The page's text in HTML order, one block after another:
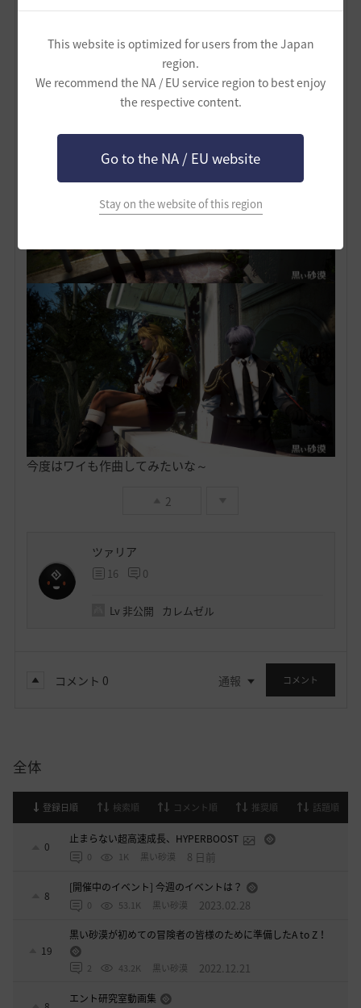
This website is optimized for users from the Japan
region.
We recommend the NA / EU service region to best enjoy
the respective content.
Go to the NA / EU website
Stay on the website of this region
今度はワイも作曲してみたいな～
2
ツァリア
16 0
Lv 非公開 カレムゼル
コメント 0 通報 コメント
全体
登録日順 検索順 コメント順 推奨順 話題順
0
止まらない超高速成長、HYPERBOOST
0 1K 黒い砂漠 8 日前
8
[開催中のイベント] 今週のイベントは？
0 53.1K 黒い砂漠 2023.02.28
19
黒い砂漠が初めての冒険者の皆様のために準備したA to Z！
2 43.2K 黒い砂漠 2022.12.21
エント研究室動画集